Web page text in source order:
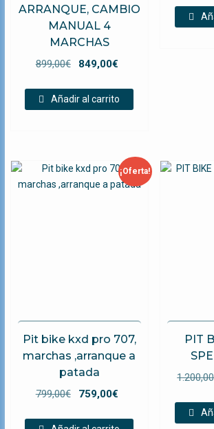
ARRANQUE, CAMBIO
MANUAL 4
MARCHAS
899,00€
El
original
era:
849,00€
es:
Añadir al carrito
¡Oferta!
Pit bike kxd pro 707,
marchas ,arranque a
patada
799,00€
El
original
759,00€
PIT
1.200,00